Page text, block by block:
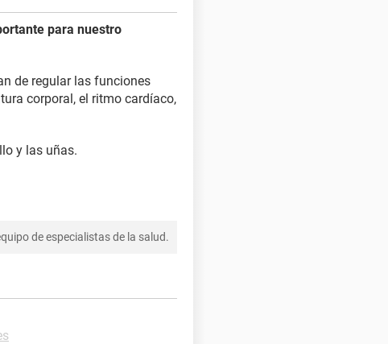
para nuestro
de regular las funciones
corporal, el ritmo cardíaco,
y las uñas.
de especialistas de la salud.